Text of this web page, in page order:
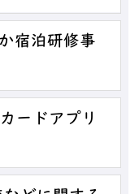
宿泊研修事
ードアプリ